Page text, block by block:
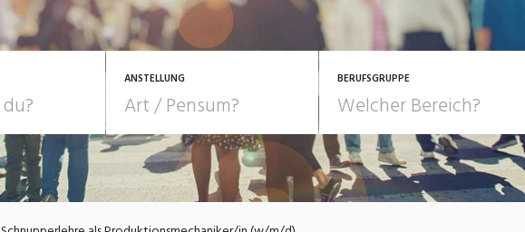
ANSTELLUNG
10-100%Pensum
Temporär (befristet)
POSITION
BERUFSGRUPPE
Bau, Handwerk, Elektro Bildung, Kunst, Design, Soziale
Berufe, Sport
Einkauf, Logistik, Transport,